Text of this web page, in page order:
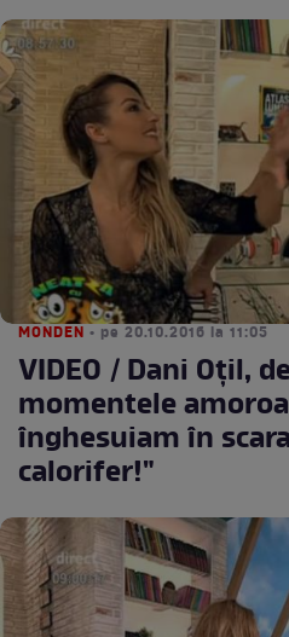
MONDEN • pe 20.10.2016 la 11:05
VIDEO / Dani Oțil,
momentele
înghesuiam în
calorifer!"